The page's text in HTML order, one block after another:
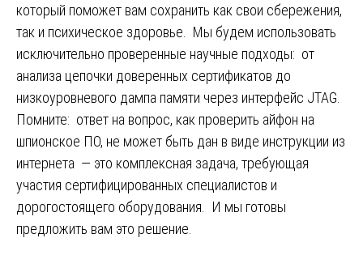
который поможет вам сохранить как свои сбережения,
так и психическое здоровье. Мы будем использовать
исключительно проверенные научные подходы: от
анализа цепочки доверенных сертификатов до
низкоуровневого дампа памяти через интерфейс JTAG.
Помните: ответ на вопрос, как проверить айфон на
шпионское ПО, не может быть дан в виде инструкции из
интернета — это комплексная задача, требующая
участия сертифицированных специалистов и
дорогостоящего оборудования. И мы готовы
предложить вам это решение.